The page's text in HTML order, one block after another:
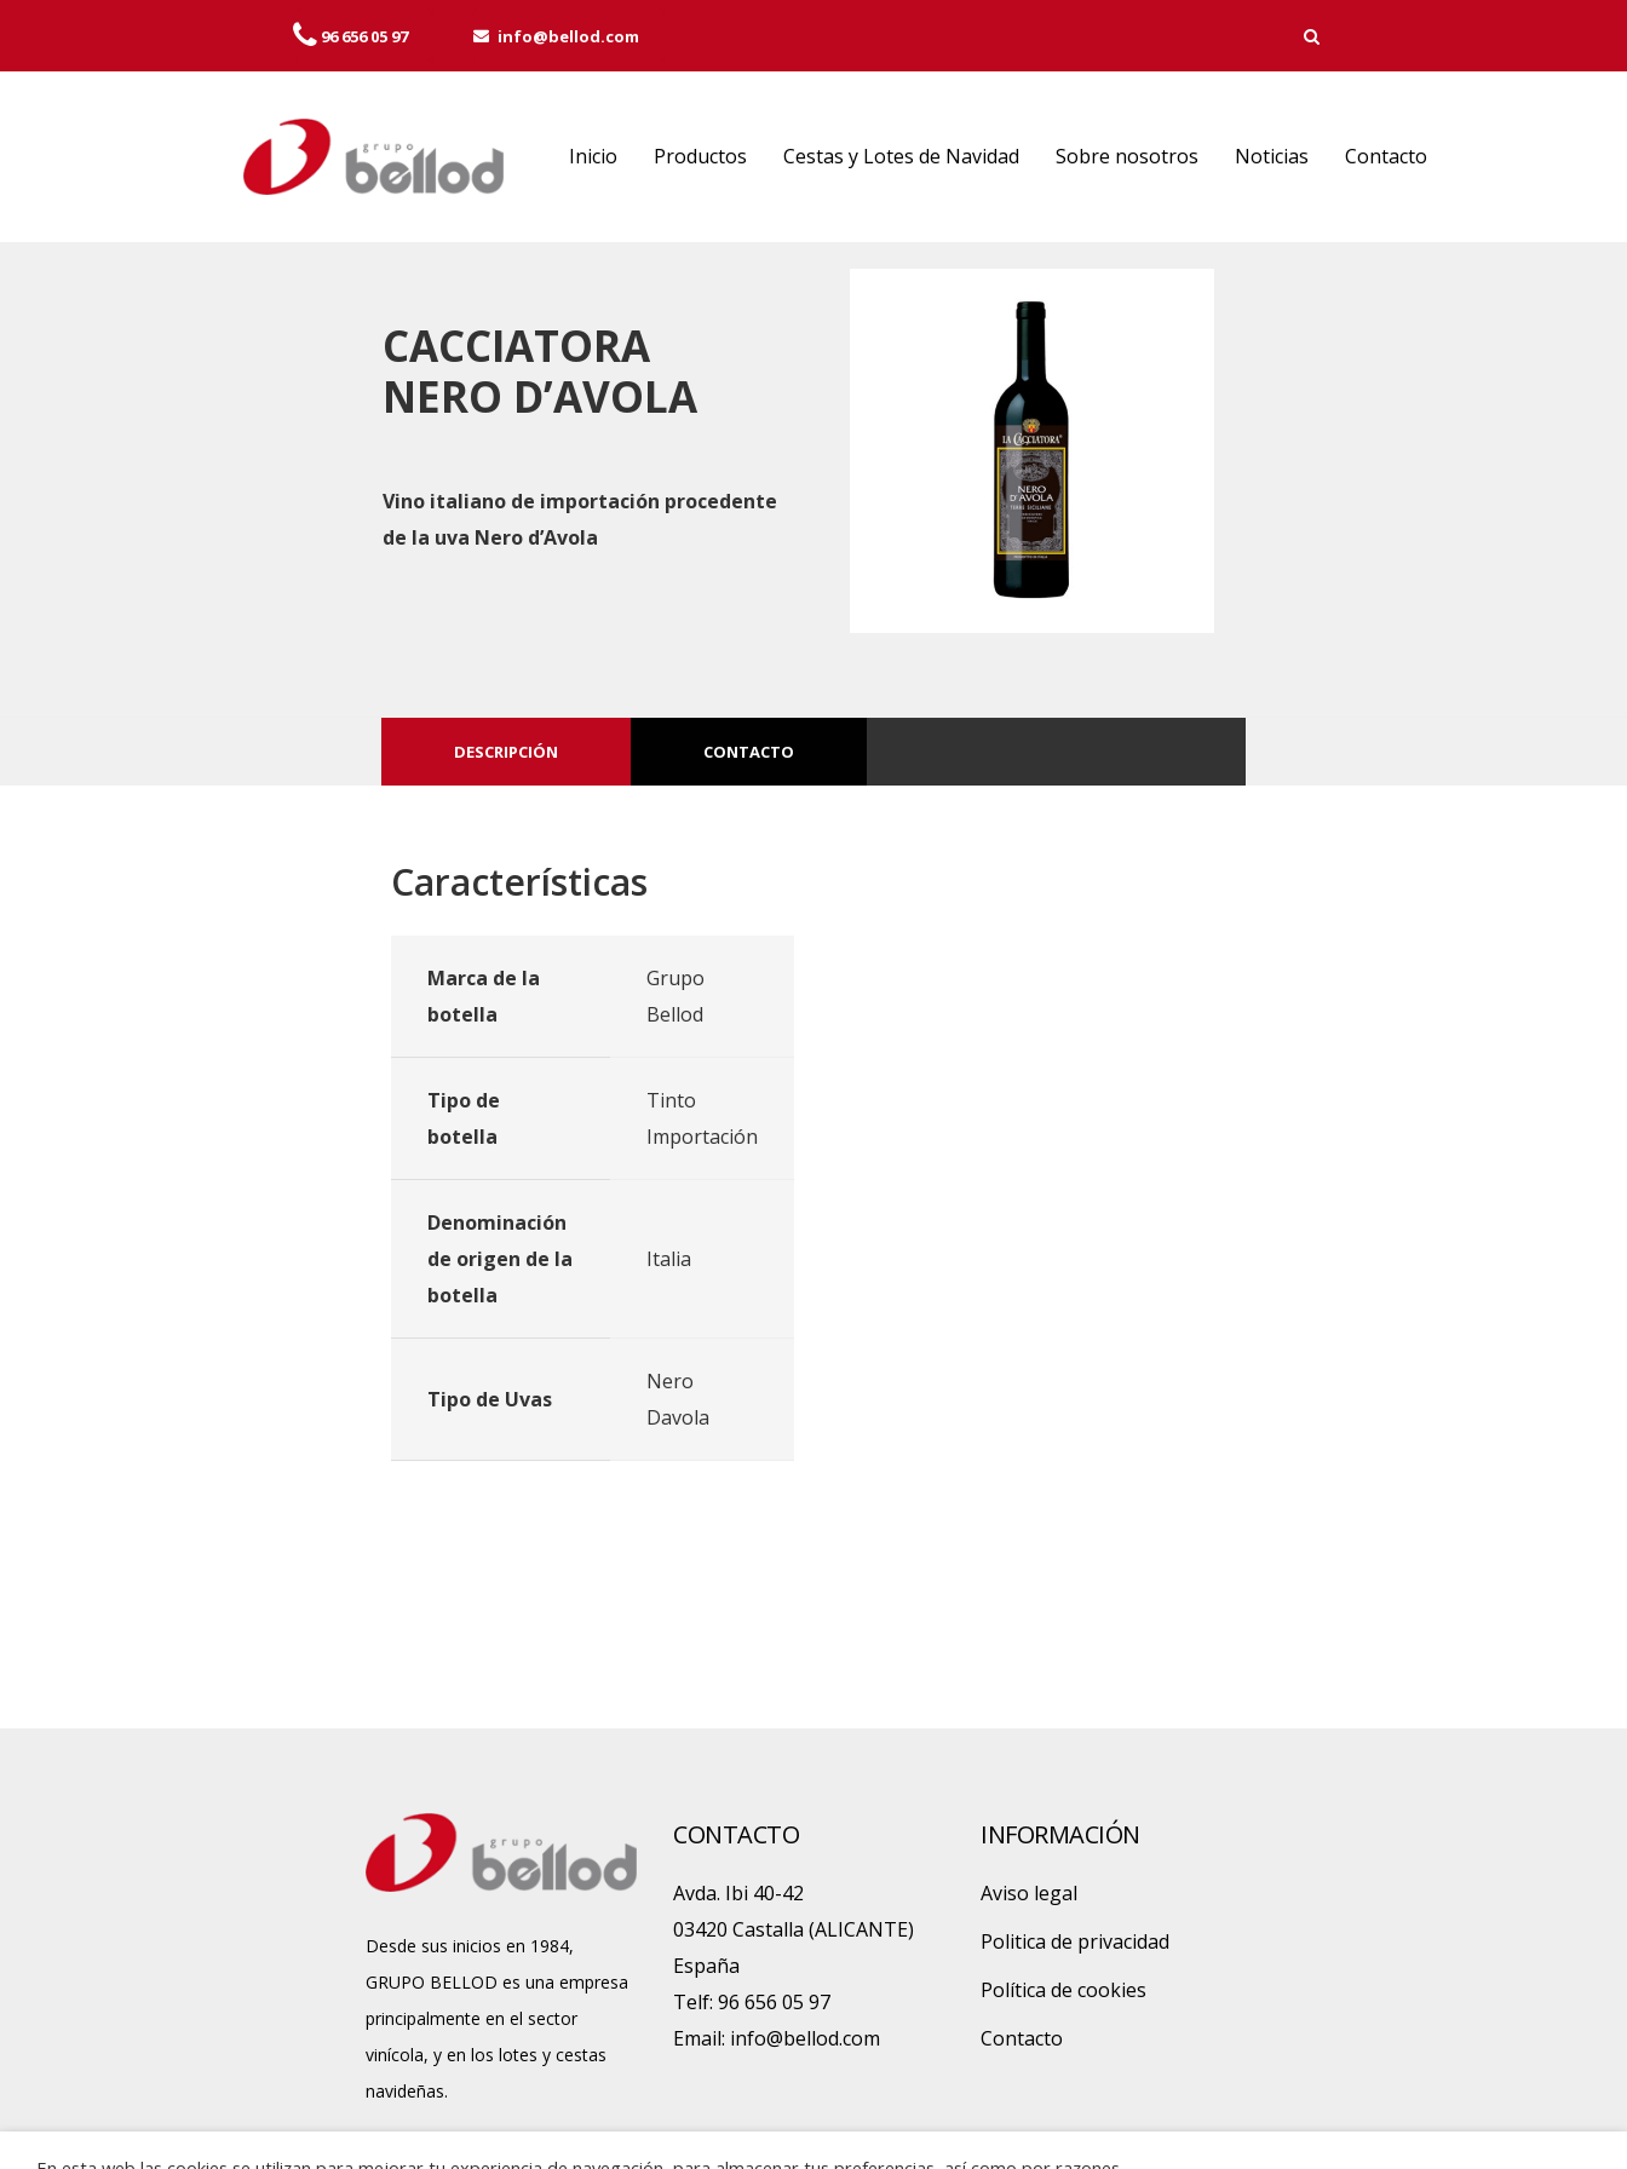
96 656 05 97 info@bellod.com
Inicio Productos Cestas y Lotes de Navidad Sobre nosotros Noticias Contacto
CACCIATORA
NERO D’AVOLA
Vino italiano de importación procedente
de la uva Nero d’Avola
DESCRIPCIÓN CONTACTO
Características
Marca de la
botella
Grupo
Bellod
Tipo de
botella
Tinto
Importación
Denominación
de origen de la
botella
Italia
Tipo de Uvas
Nero
Davola
Desde sus inicios en 1984,
GRUPO BELLOD es una empresa
principalmente en el sector
vinícola, y en los lotes y cestas
navideñas.
CONTACTO
Avda. Ibi 40-42
03420 Castalla (ALICANTE)
España
Telf: 96 656 05 97
Email: info@bellod.com
INFORMACIÓN
Aviso legal
Politica de privacidad
Política de cookies
Contacto